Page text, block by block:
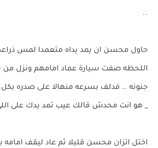
..
حاول محسن ان يمد يداه متعمدا لمس
اللحظه صفت سيارة عماد امامهم ونزل من
جنونه .. فدلف بسرعه منهالا على صدره بكل
_ هو انت محدش قالك عيب تمد يدك على
اختل اتزان محسن قليلا ثم عاد ليقف